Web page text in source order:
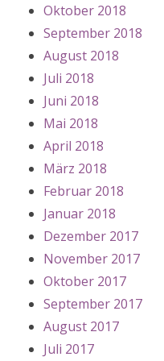
Oktober 2018
September 2018
August 2018
Juli 2018
Juni 2018
Mai 2018
April 2018
März 2018
Februar 2018
Januar 2018
Dezember 2017
November 2017
Oktober 2017
September 2017
August 2017
Juli 2017